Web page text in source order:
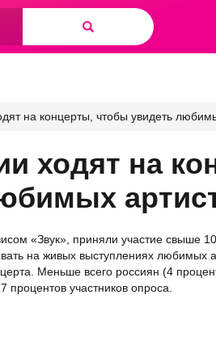
на концерты, чтобы увидеть
ходят на
«Звук», приняли участие свыше
на живых выступлениях любимых
Меньше всего россиян (4
участников опроса.